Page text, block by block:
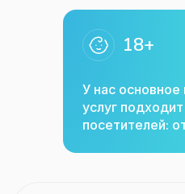
18+
У нас основное
услуг
посетителей: